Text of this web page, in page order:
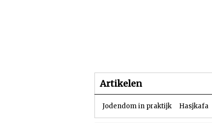
Artikelen
Jodendom in praktijk Hasjkafa